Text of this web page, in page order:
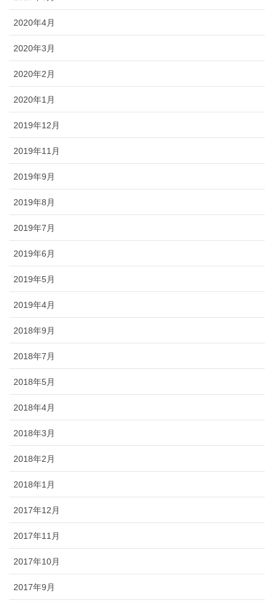
2020年4月
2020年3月
2020年2月
2020年1月
2019年12月
2019年11月
2019年9月
2019年8月
2019年7月
2019年6月
2019年5月
2019年4月
2018年9月
2018年7月
2018年5月
2018年4月
2018年3月
2018年2月
2018年1月
2017年12月
2017年11月
2017年10月
2017年9月